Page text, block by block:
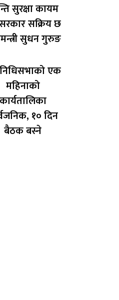
सुरक्षा कायम
सक्रिय छ
सुधन गुरुङ
एक
महिनाको
कार्यतालिका
१० दिन
बैठक बस्ने